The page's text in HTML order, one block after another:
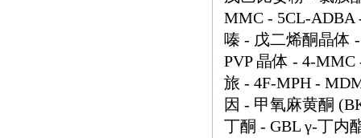
MMC - 5CL-ADBA
嗪 - 戊二烯酮晶体
PVP 晶体 - 4-
旅 - 4F-MPH -
因 - 甲氧麻黄酮
丁酮 - GBL γ-丁内